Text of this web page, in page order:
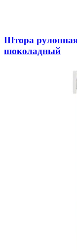
Штора
шоколадный